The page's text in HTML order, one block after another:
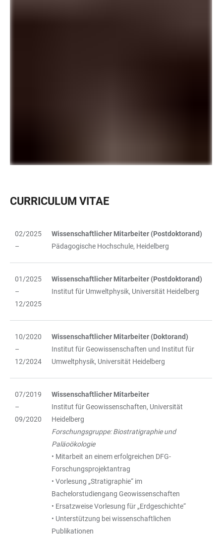
CURRICULUM VITAE
TABELLE
02/2025
–
Wissenschaftlicher Mitarbeiter (Postdoktorand)
Pädagogische Hochschule, Heidelberg
01/2025
–
12/2025
Wissenschaftlicher Mitarbeiter (Postdoktorand)
Institut für Umweltphysik, Universität Heidelberg
10/2020
–
12/2024
Wissenschaftlicher Mitarbeiter (Doktorand)
Institut für Geowissenschaften und Institut für
Umweltphysik, Universität Heidelberg
07/2019
–
09/2020
Wissenschaftlicher Mitarbeiter
Institut für Geowissenschaften, Universität
Heidelberg
Forschungsgruppe: Biostratigraphie und
Paläoökologie
• Mitarbeit an einem erfolgreichen DFG-
Forschungsprojektantrag
• Vorlesung „Stratigraphie“ im
Bachelorstudiengang Geowissenschaften
• Ersatzweise Vorlesung für „Erdgeschichte“
• Unterstützung bei wissenschaftlichen
Publikationen